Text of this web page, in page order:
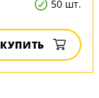
50 шт.
КУПИТЬ